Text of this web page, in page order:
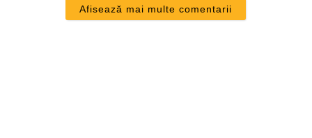
Afisează mai multe comentarii